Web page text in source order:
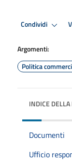
Condividi
Argomenti:
Politica
INDICE
Documenti
Ufficio